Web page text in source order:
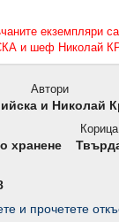
екземпляри са
и шеф Николай
Автори
и Николай
хранене
Корица
и прочетете